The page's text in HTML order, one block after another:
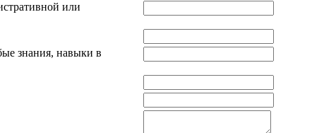
или
знания, навыки в